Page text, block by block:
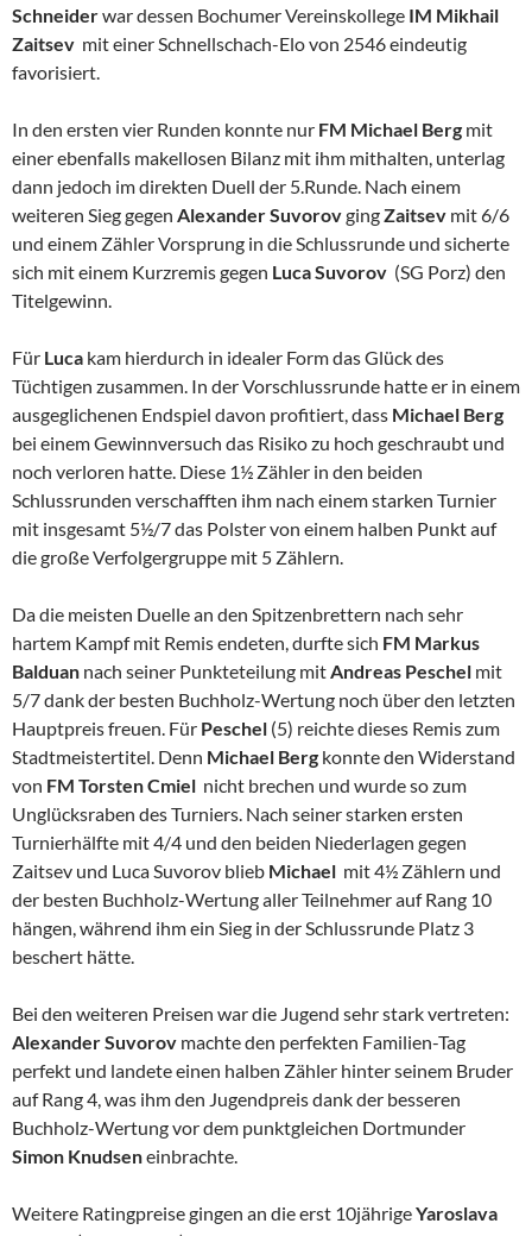
Schneiderwar dessen Bochumer Vereinskollege IM Mikhail
Zaitsev mit einer Schnellschach-Elo von 2546 eindeutig
favorisiert.
In den ersten vier Runden konnte nur FM Michael Berg mit
einer ebenfalls makellosen Bilanz mit ihm mithalten, unterlag
dann jedoch im direkten Duell der 5.Runde. Nach einem
weiteren Sieg gegen Alexander SuvorovgingZaitsev mit 6/6
und einem Zähler Vorsprung in die Schlussrunde und sicherte
sich mit einem Kurzremis gegen Luca Suvorov (SG Porz) den
Titelgewinn.
Für Luca kam hierdurch in idealer Form das Glück des
Tüchtigen zusammen. In der Vorschlussrunde hatte er in einem
ausgeglichenen Endspiel davon profitiert, dass Michael Berg
bei einem Gewinnversuch das Risiko zu hoch geschraubt und
noch verloren hatte. Diese 1½ Zähler in den beiden
Schlussrunden verschafften ihm nach einem starken Turnier
mit insgesamt 5½/7 das Polster von einem halben Punkt auf
die große Verfolgergruppe mit 5 Zählern.
Da die meisten Duelle an den Spitzenbrettern nach sehr
hartem Kampf mit Remis endeten, durfte sich FM Markus
Balduan nach seiner Punkteteilung mitAndreas Peschel mit
5/7 dank der besten Buchholz-Wertung noch über den letzten
Hauptpreis freuen. Für Peschel (5) reichte dieses Remis zum
Stadtmeistertitel. Denn Michael Berg konnte den Widerstand
von FM Torsten Cmiel nicht brechen und wurde so zum
Unglücksraben des Turniers. Nach seiner starken ersten
Turnierhälfte mit 4/4 und den beiden Niederlagen gegen
Zaitsev und Luca Suvorov blieb Michael mit 4½ Zählern und
der besten Buchholz-Wertung aller Teilnehmer auf Rang 10
hängen, während ihm ein Sieg in der Schlussrunde Platz 3
beschert hätte.
Bei den weiteren Preisen war die Jugend sehr stark vertreten:
Alexander Suvorov machte den perfekten Familien-Tag
perfekt und landete einen halben Zähler hinter seinem Bruder
auf Rang 4, was ihm den Jugendpreis dank der besseren
Buchholz-Wertung vor dem punktgleichen Dortmunder
Simon Knudseneinbrachte.
Weitere Ratingpreise gingen an die erst 10jährigeYaroslava